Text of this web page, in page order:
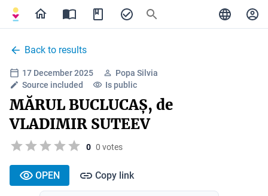
Back to results
17 December 2025
Popa Silvia
Source included
Is public
MĂRUL BUCLUCAȘ, de
VLADIMIR SUTEEV
0 0 votes
OPEN Copy link